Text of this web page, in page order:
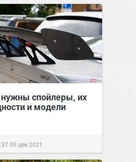
нужны спойлеры, их
и модели
05 дек 2021